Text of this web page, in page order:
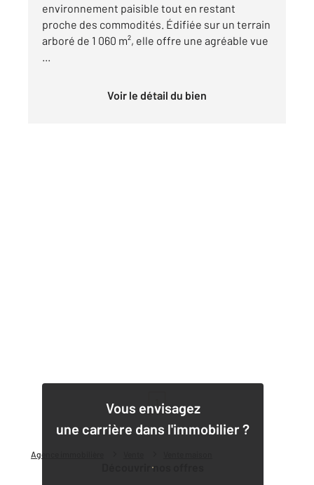
Agence immobilière
environnement paisible tout en restant
proche des commodités. Édifiée sur un terrain
arboré de 1 060 m², elle offre une agréable vue
...
Voir le détail du bien
Vous envisagez
une carrière dans l'immobilier ?
Découvrir nos offres
1